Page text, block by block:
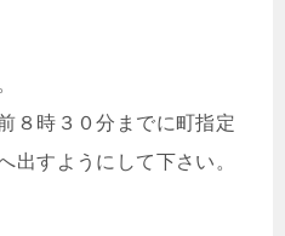
８時３０分までに町指定
出すようにして下さい。